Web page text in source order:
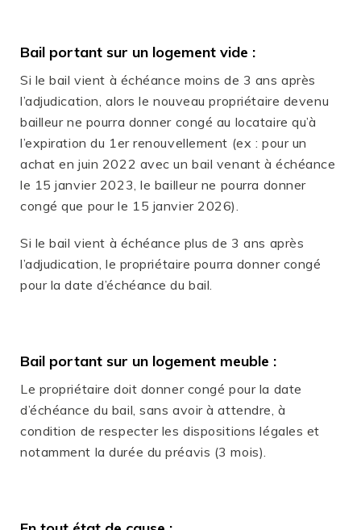
Bail portant sur un logement vide :
Si le bail vient à échéance moins de 3 ans après
l’adjudication, alors le nouveau propriétaire devenu
bailleur ne pourra donner congé au locataire qu’à
l’expiration du 1er renouvellement (ex : pour un
achat en juin 2022 avec un bail venant à échéance
le 15 janvier 2023, le bailleur ne pourra donner
congé que pour le 15 janvier 2026).
Si le bail vient à échéance plus de 3 ans après
l’adjudication, le propriétaire pourra donner congé
pour la date d’échéance du bail.
Bail portant sur un logement meuble :
Le propriétaire doit donner congé pour la date
d’échéance du bail, sans avoir à attendre, à
condition de respecter les dispositions légales et
notamment la durée du préavis (3 mois).